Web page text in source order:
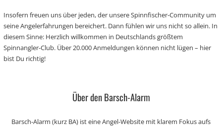
Insofern freuen uns über jeden, der unsere Spinnfischer-Community um
seine Angelerfahrungen bereichert. Dann fühlen wir uns nicht so allein. In
diesem Sinne: Herzlich willkommen in Deutschlands größtem
Spinnangler-Club. Über 20.000 Anmeldungen können nicht lügen – hier
bist Du richtig!
Über den Barsch-Alarm
Barsch-Alarm (kurz BA) ist eine Angel-Website mit klarem Fokus aufs